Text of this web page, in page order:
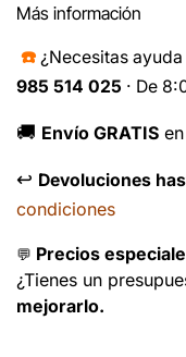
Más información
☎️ ¿Necesitas
985 514 025 · De
🚚 Envío GRATIS
↩️ Devoluciones
condiciones
💬 Precios
¿Tienes un
mejorarlo.